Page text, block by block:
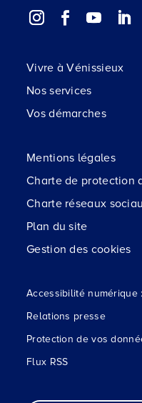
Vivre à Vénissieux
Nos services
Vos démarches
Mentions légales
Charte de protection
Charte réseaux
Plan du site
Gestion des cookies
Accessibilité
Relations presse
Protection de vos
Flux RSS